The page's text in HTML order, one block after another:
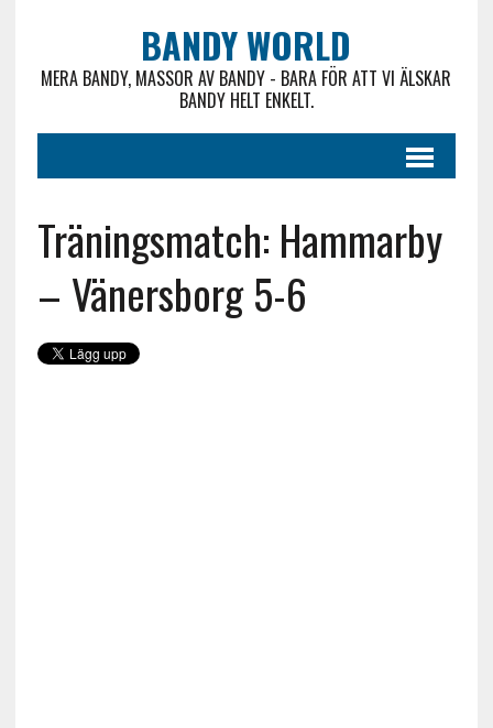
BANDY WORLD
MERA BANDY, MASSOR AV BANDY - BARA FÖR ATT VI ÄLSKAR
BANDY HELT ENKELT.
Träningsmatch: Hammarby
– Vänersborg 5-6